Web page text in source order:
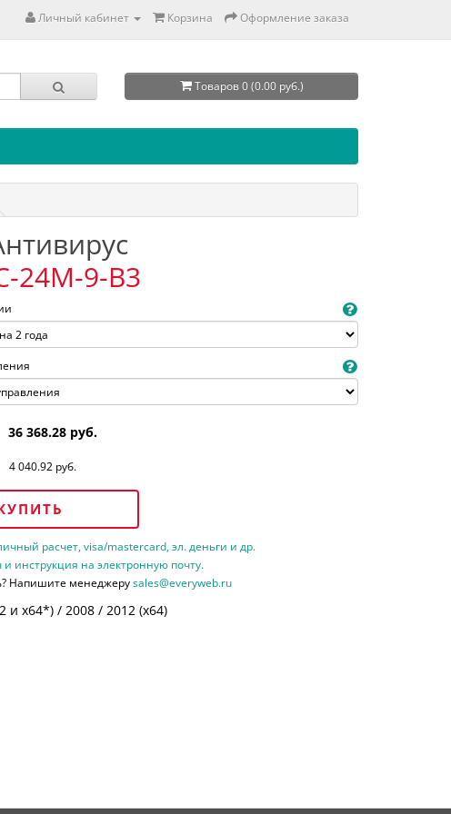
Личный кабинет Корзина Оформление заказа
Товаров 0 (0.00 руб.)
24M-9-B3
36 368.28 руб.
4 040.92 руб.
расчет, visa/mastercard, эл. деньги и др.
и инструкция на электронную почту.
Напишите менеджеруsales@everyweb.ru
и х64*) / 2008 / 2012 (х64)